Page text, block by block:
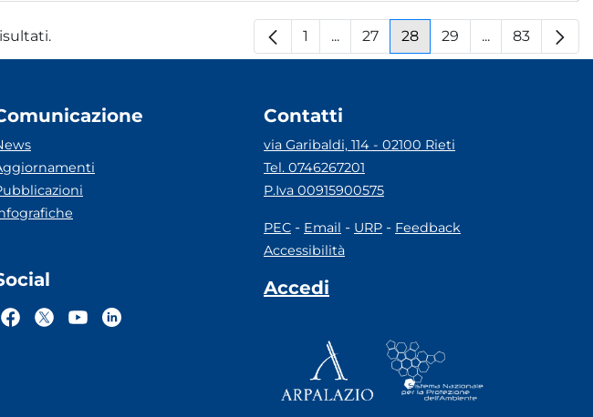
Pagina
1 ...Pagine intermedie
Pagina
27 Pagina
28 Pagina
29 ...PaginePagina
83
Contatti
via Garibaldi, 114 - 02100 Rieti
Tel. 0746267201
P.Iva 00915900575
PEC - Email - URP - Feedback
Accessibilità
Accedi